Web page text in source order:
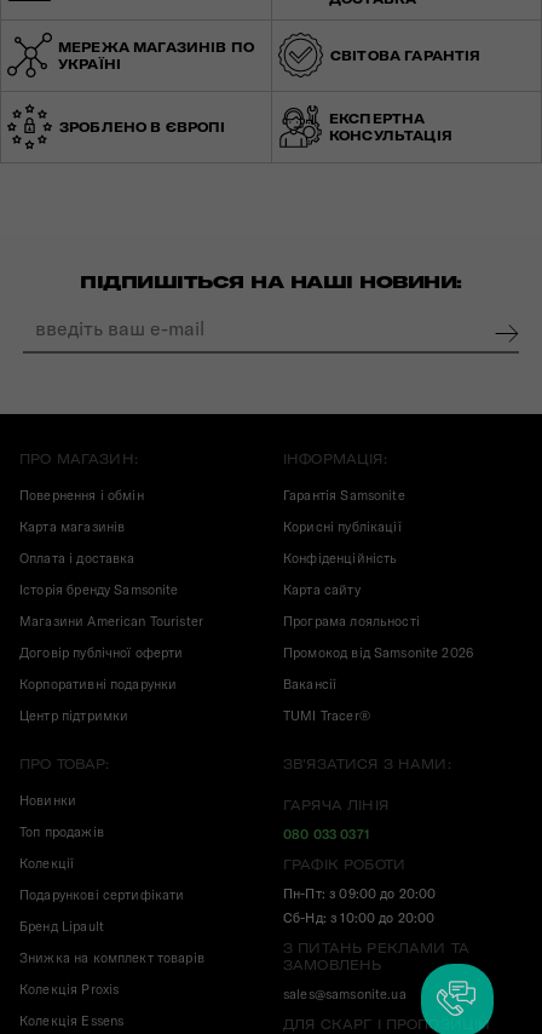
МЕРЕЖА МАГАЗИНІВ ПО
УКРАЇНІ
СВІТОВА ГАРАНТІЯ
ЗРОБЛЕНО В ЄВРОПІ
ЕКСПЕРТНА
КОНСУЛЬТАЦІЯ
ПІДПИШІТЬСЯ НА НАШІ НОВИНИ:
ПРО МАГАЗИН:
Повернення і обмін
Карта магазинів
Оплата і доставка
Історія бренду Samsonite
Магазини American Tourister
Договір публічної оферти
Корпоративні подарунки
Центр підтримки
ІНФОРМАЦІЯ:
Гарантія Samsonite
Корисні публікації
Конфіденційність
Карта сайту
Програма лояльності
Промокод від Samsonite 2026
Вакансії
TUMI Tracer®
ПРО ТОВАР:
Новинки
Топ продажів
Колекції
Подарункові сертифікати
Бренд Lipault
Знижка на комплект товарів
Колекція Proxis
Колекція Essens
ЗВ'ЯЗАТИСЯ З НАМИ:
ГАРЯЧА ЛІНІЯ
080 033 0371
ГРАФІК РОБОТИ
Пн-Пт: з 09:00 до 20:00
Сб-Нд: з 10:00 до 20:00
З ПИТАНЬ РЕКЛАМИ ТА
ЗАМОВЛЕНЬ
sales@samsonite.ua
ДЛЯ СКАРГ І ПРОПОЗИЦІЙ